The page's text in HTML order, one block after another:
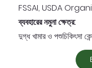
FSSAI, USDA
ব্যবহারের নমুনা ক্ষেত্র:
দুগ্ধ খামার ও পশুচিকিৎসা